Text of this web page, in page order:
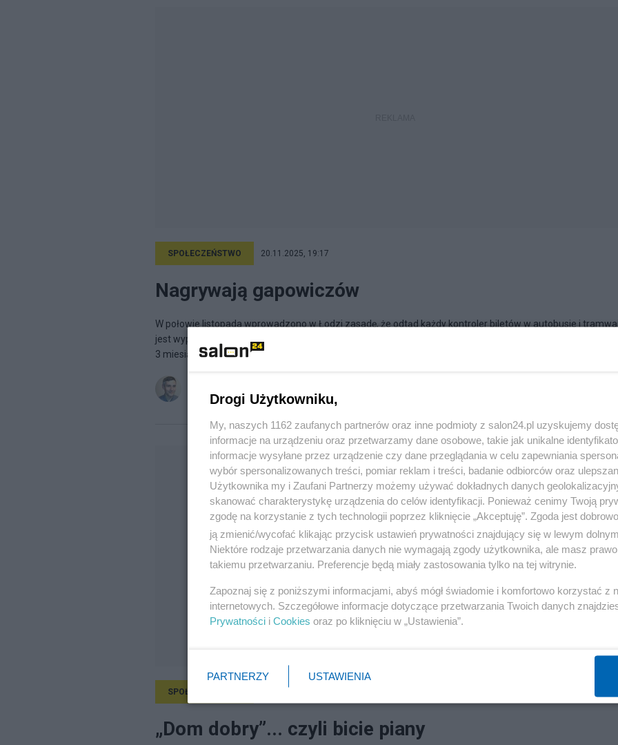
SPOŁECZEŃSTWO 20.11.2025, 19:17
Nagrywają gapowiczów
W połowie listopada wprowadzono w Łodzi zasadę, że odtąd każdy kontroler biletów w autobusie i
jest wyposażony w kamerę nagrywającą przebieg jego pracy. Zapis video i audio będzie przechowywany
3 miesiące jako dowód na...
SPOŁECZEŃSTWO
„Dom dobry”... czyli bicie piany
Drogi Użytkowniku,
My, naszych 1162 zaufanych partnerów oraz inne podmioty z salon24.pl uzyskujemy
informacje na urządzeniu oraz przetwarzamy dane osobowe, takie jak unikalne
informacje wysyłane przez urządzenie czy dane przeglądania w celu zapewniania
wybór spersonalizowanych treści, pomiar reklam i treści, badanie odbiorców oraz
Użytkownika my i Zaufani Partnerzy możemy używać dokładnych danych
skanować charakterystykę urządzenia do celów identyfikacji. Ponieważ cenimy Twoją
zgodę na korzystanie z tych technologii poprzez kliknięcie „Akceptuję”. Zgoda jest
ją zmienić/wycofać klikając przycisk ustawień prywatności znajdujący się w lewym
Niektóre rodzaje przetwarzania danych nie wymagają zgody użytkownika, ale masz
takiemu przetwarzaniu. Preferencje będą miały zastosowania tylko na tej witrynie.
Zapoznaj się z poniższymi informacjami, abyś mógł świadomie i komfortowo korzystać z
internetowych. Szczegółowe informacje dotyczące przetwarzania Twoich danych
Prywatności i Cookies oraz po kliknięciu w „Ustawienia”.
PARTNERZY USTAWIENIA